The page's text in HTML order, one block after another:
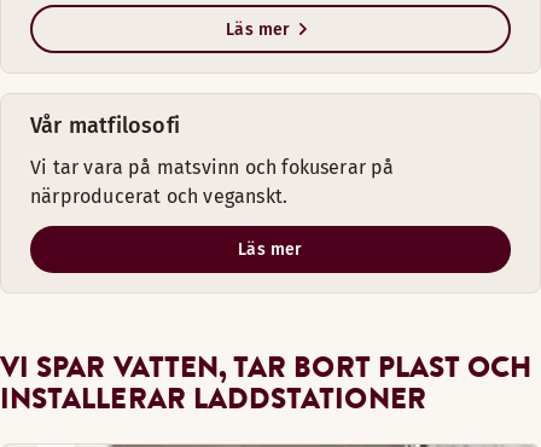
Läs mer
Vår matfilosofi
Vi tar vara på matsvinn och fokuserar på
närproducerat och veganskt.
Läs mer
VI SPAR VATTEN, TAR BORT PLAST OCH
INSTALLERAR LADDSTATIONER